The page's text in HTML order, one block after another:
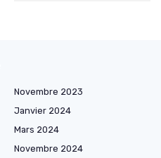
Novembre 2023
Janvier 2024
Mars 2024
Novembre 2024